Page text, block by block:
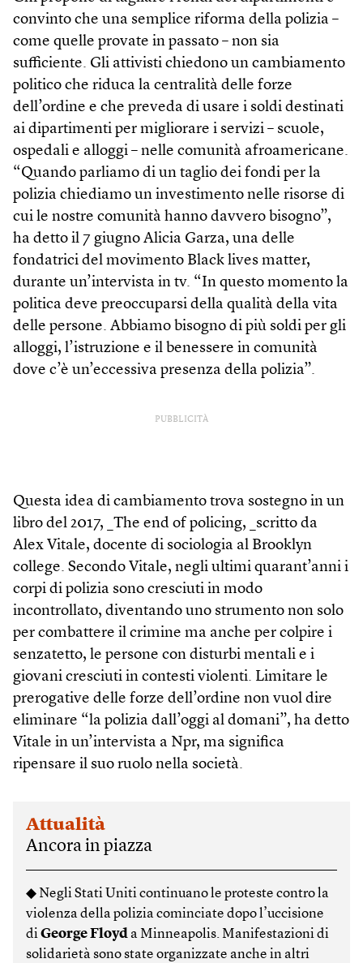
convinto che una semplice riforma della polizia –
come quelle provate in passato – non sia
sufficiente. Gli attivisti chiedono un cambiamento
politico che riduca la centralità delle forze
dell’ordine e che preveda di usare i soldi destinati
ai dipartimenti per migliorare i servizi – scuole,
ospedali e alloggi – nelle comunità afroamericane.
“Quando parliamo di un taglio dei fondi per la
polizia chiediamo un investimento nelle risorse di
cui le nostre comunità hanno davvero bisogno”,
ha detto il 7 giugno Alicia Garza, una delle
fondatrici del movimento Black lives matter,
durante un’intervista in tv. “In questo momento la
politica deve preoccuparsi della qualità della vita
delle persone. Abbiamo bisogno di più soldi per gli
alloggi, l’istruzione e il benessere in comunità
dove c’è un’eccessiva presenza della polizia”.
PUBBLICITÀ
Questa idea di cambiamento trova sostegno in un
libro del 2017, _The end of policing, _scritto da
Alex Vitale, docente di sociologia al Brooklyn
college. Secondo Vitale, negli ultimi quarant’anni i
corpi di polizia sono cresciuti in modo
incontrollato, diventando uno strumento non solo
per combattere il crimine ma anche per colpire i
senzatetto, le persone con disturbi mentali e i
giovani cresciuti in contesti violenti. Limitare le
prerogative delle forze dell’ordine non vuol dire
eliminare “la polizia dall’oggi al domani”, ha detto
Vitale in un’intervista a Npr, ma significa
ripensare il suo ruolo nella società.
Attualità
Ancora in piazza
◆ Negli Stati Uniti continuano le proteste contro la
violenza della polizia cominciate dopo l’uccisione
diGeorge Floyd a Minneapolis. Manifestazioni di
solidarietà sono state organizzate anche in altri